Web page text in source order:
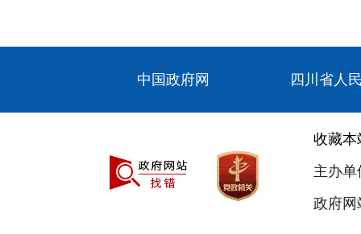
中国政府网 四川省人
收藏本
主办
政府网